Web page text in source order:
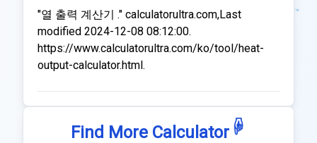
"열 출력 계산기 ." calculatorultra.com,Last
modified 2024-12-08 08:12:00.
https://www.calculatorultra.com/ko/tool/heat-
output-calculator.html.
Find More Calculator ☟